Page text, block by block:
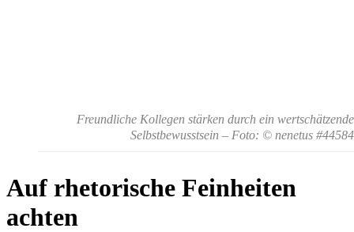
Freundliche Kollegen stärken durch ein
Selbstbewusstsein – Foto: © nenetus
Auf rhetorische Feinheiten
achten